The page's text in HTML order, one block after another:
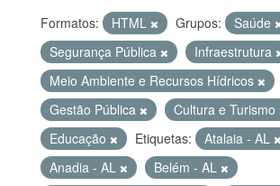
Formatos: HTML Grupos:
Saúde
Segurança Pública
Infraestrutura
Meio Ambiente e Recursos Hídricos
Gestão Pública
Cultura e Turismo
Educação
Etiquetas:
Atalaia - AL
Anadia - AL
Belém - AL